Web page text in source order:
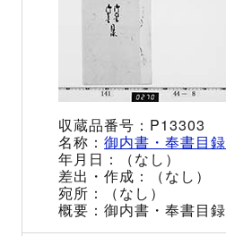
P13303
御内書・奉書目録
（なし）
（なし）
（なし）
御内書・奉書目録